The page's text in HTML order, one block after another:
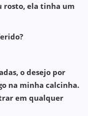
rosto, ela tinha um
o desejo por
na minha calcinha.
em qualquer